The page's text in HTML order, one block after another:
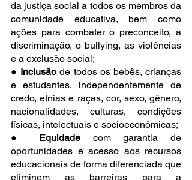
da justiça social a todos os membros da
comunidade educativa, bem como
ações para combater o preconceito, a
discriminação, o bullying, as violências
e a exclusão social;
● Inclusão de todos os bebês, crianças
e estudantes, independentemente de
credo, etnias e raças, cor, sexo, gênero,
nacionalidades, culturas, condições
físicas, intelectuais e socioeconômicas;
● Equidade com garantia de
oportunidades e acesso aos recursos
educacionais de forma diferenciada que
eliminem as barreiras para a